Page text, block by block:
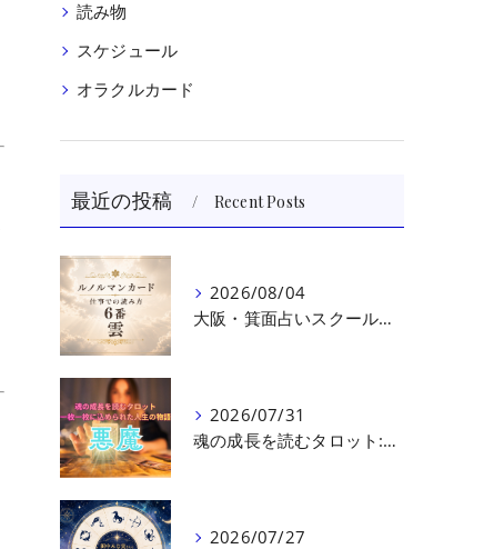
読み物
スケジュール
オラクルカード
最近の投稿 Recent Posts
2026/08/04
大阪・箕面占いスクール 原 史恵 | ルノルマンカード読み方のコツ「雲」 仕事をテーマに占った場合
2026/07/31
魂の成長を読むタロット:悪魔（第十七回目）｜大阪・箕面占いスクールラブアンドライト
2026/07/27